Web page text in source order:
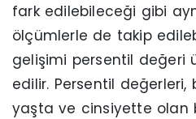
fark edilebileceği gibi
ölçümlerle de takip
gelişimi persentil değeri
edilir. Persentil değerleri,
yaşta ve cinsiyette olan